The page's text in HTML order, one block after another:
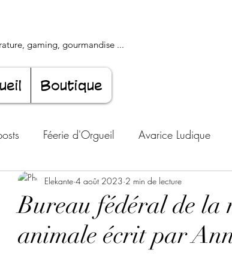
gaming, gourmandise ...
Boutique
Féerie d'Orgueil Avarice Ludique
Envoûtante Gourmandise Proscrite
éternelle Cœur d'adolescent
Bureau fédéral de la
animale écrit par
Elekante 4 août 2023 2 min de lecture